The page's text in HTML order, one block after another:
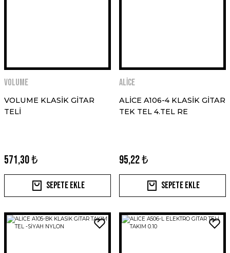
VOLUME
VOLUME KLASİK GİTAR
TELİ
571,30 ₺
Sepete Ekle
ALİCE
ALİCE A106-4 KLASİK GİTAR
TEK TEL 4.TEL RE
95,22 ₺
Sepete Ekle